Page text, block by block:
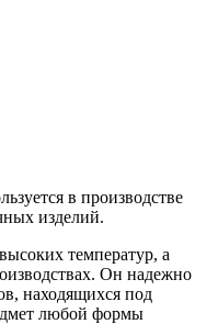
в производстве
изделий.
температур, а
Он надежно
находящихся под
любой формы